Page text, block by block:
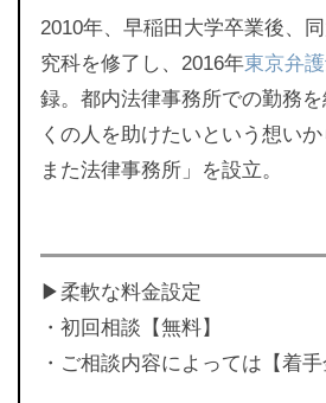
2010年、早稲田大学卒業後、
究科を修了し、2016年東京弁
録。都内法律事務所での勤務
くの人を助けたいという想い
また法律事務所」を設立。
▶︎柔軟な料金設定
・初回相談【無料】
・ご相談内容によっては【着手